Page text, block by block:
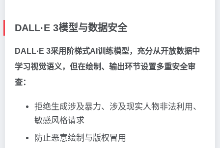
DALL·E 3模型与数据安全
DALL·E 3采用阶梯式AI训练模型，充分从开放数据中
学习视觉语义，但在绘制、输出环节设置多重安全审
查：
拒绝生成涉及暴力、涉及现实人物非法利用、
敏感风格请求
防止恶意绘制与版权冒用